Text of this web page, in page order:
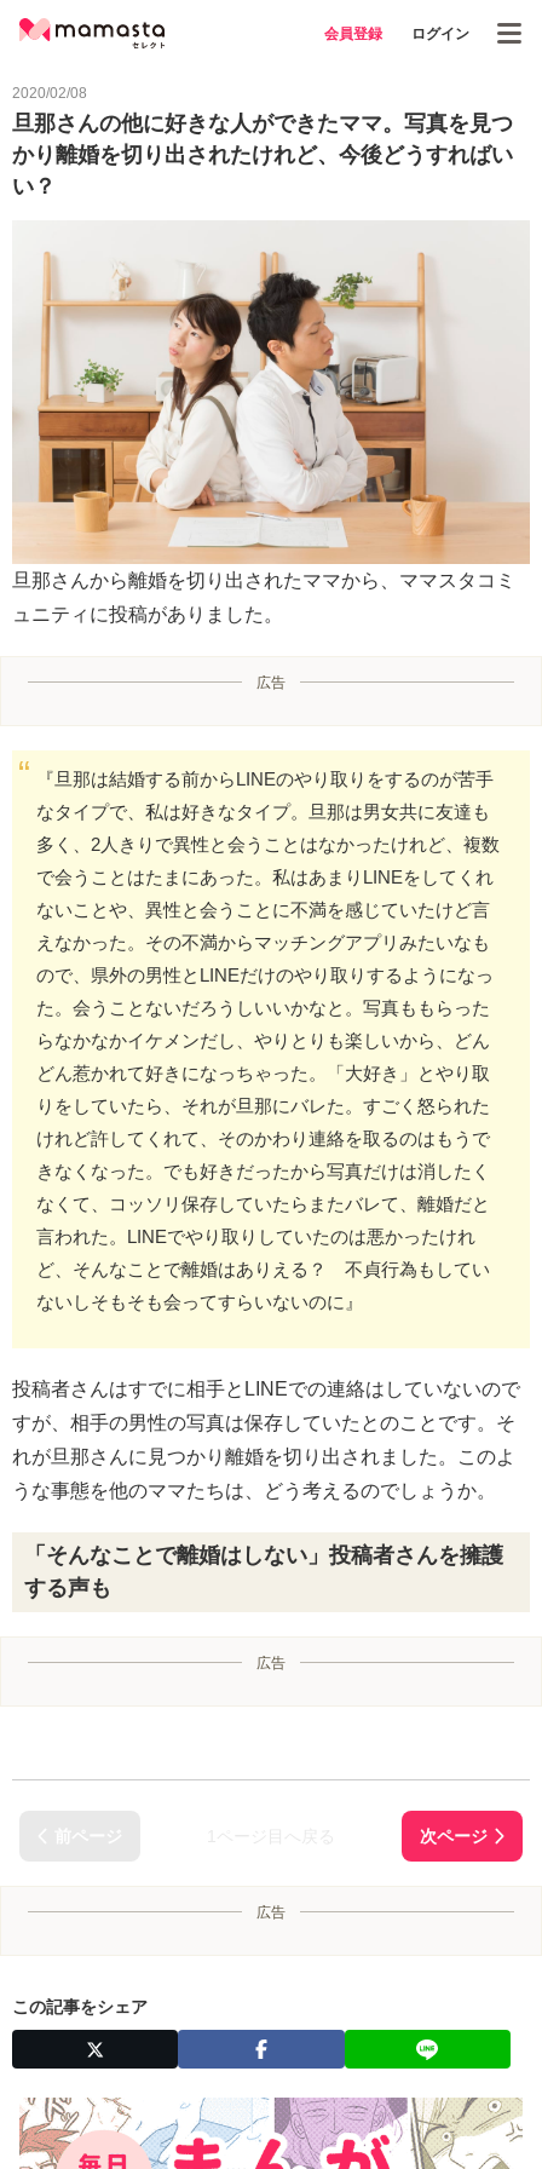
会員登録 ログイン
2020/02/08
旦那さんの他に好きな人ができたママ。写真を見つ
かり離婚を切り出されたけれど、今後どうすればい
い？
旦那さんから離婚を切り出されたママから、ママスタコミ
ュニティに投稿がありました。
広告
『旦那は結婚する前からLINEのやり取りをするのが苦手
なタイプで、私は好きなタイプ。旦那は男女共に友達も
多く、2人きりで異性と会うことはなかったけれど、複数
で会うことはたまにあった。私はあまりLINEをしてくれ
ないことや、異性と会うことに不満を感じていたけど言
えなかった。その不満からマッチングアプリみたいなも
ので、県外の男性とLINEだけのやり取りするようになっ
た。会うことないだろうしいいかなと。写真ももらった
らなかなかイケメンだし、やりとりも楽しいから、どん
どん惹かれて好きになっちゃった。「大好き」とやり取
りをしていたら、それが旦那にバレた。すごく怒られた
けれど許してくれて、そのかわり連絡を取るのはもうで
きなくなった。でも好きだったから写真だけは消したく
なくて、コッソリ保存していたらまたバレて、離婚だと
言われた。LINEでやり取りしていたのは悪かったけれ
ど、そんなことで離婚はありえる？ 不貞行為もしてい
ないしそもそも会ってすらいないのに』
投稿者さんはすでに相手とLINEでの連絡はしていないので
すが、相手の男性の写真は保存していたとのことです。そ
れが旦那さんに見つかり離婚を切り出されました。このよ
うな事態を他のママたちは、どう考えるのでしょうか。
「そんなことで離婚はしない」投稿者さんを擁護
する声も
広告
広告
この記事をシェア